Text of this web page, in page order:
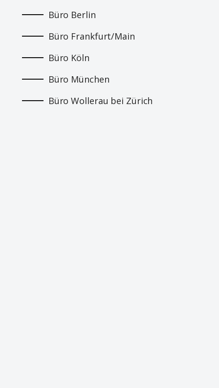
Büro Berlin
Büro Frankfurt/Main
Büro Köln
Büro München
Büro Wollerau bei Zürich